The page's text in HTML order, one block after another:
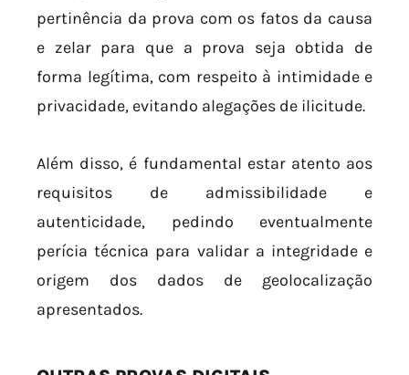
pertinência da prova com os fatos da causa
e zelar para que a prova seja obtida de
forma legítima, com respeito à intimidade e
privacidade, evitando alegações de ilicitude.
Além disso, é fundamental estar atento aos
requisitos de admissibilidade e
autenticidade, pedindo eventualmente
perícia técnica para validar a integridade e
origem dos dados de geolocalização
apresentados.